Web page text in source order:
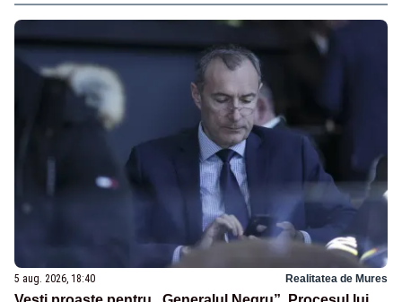
5 aug. 2026, 18:40 Realitatea de Mures